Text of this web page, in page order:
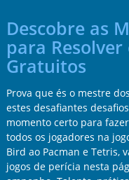
Descobre as
para Resolver
Gratuitos
Prova que és o mestre
estes desafiantes
momento certo para
todos os jogadores na
Bird ao Pacman e Tetris,
jogos de perícia nesta